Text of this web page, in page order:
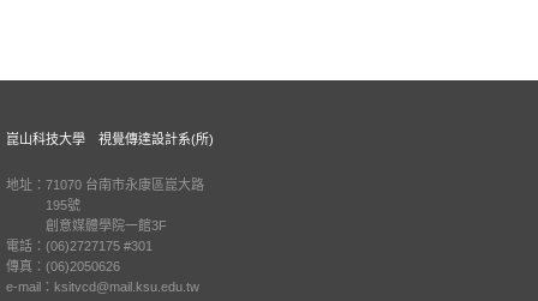
崑山科技大學 視覺傳達設計系(所)
地址：71070 台南市永康區崑大路
195號
創意媒體學院一館3F
電話：(06)2727175 #301
傳真：(06)2050626
e-mail：ksitvcd@mail.ksu.edu.tw